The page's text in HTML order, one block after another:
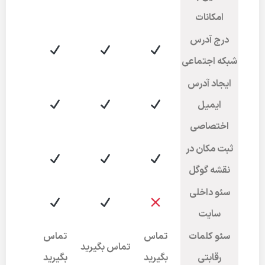
امکانات
درج آدرس
شبکه اجتماعی
ایجاد آدرس
ایمیل
اختصاصی
ثبت مکان در
نقشه گوگل
سئو داخلی
سایت
سئو کلمات
رقابتی
تماس
بگیرید
تماس بگیرید
تماس
بگیرید